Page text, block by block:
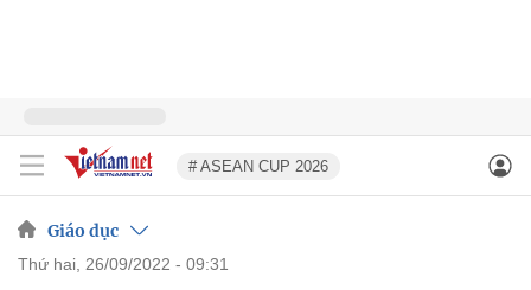
# ASEAN CUP 2026
Giáo dục
thứ hai, 26/09/2022 - 09:31